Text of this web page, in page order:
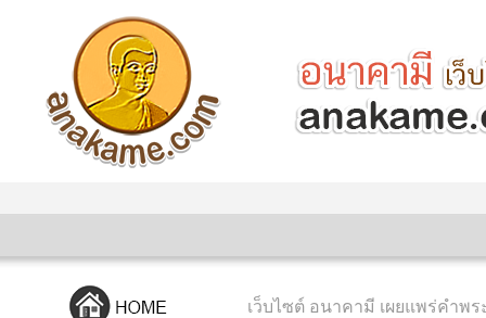
เว็บไซต์ อนาคามี เผยแพร่คำพ